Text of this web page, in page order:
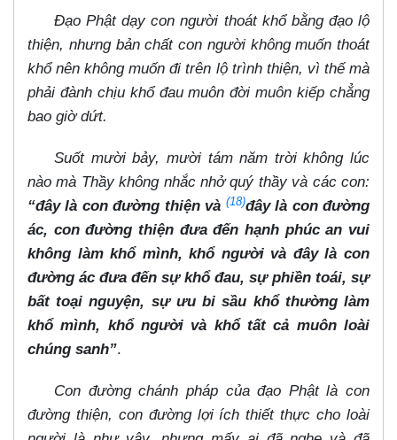
Đạo Phật dạy con người thoát khổ bằng đạo lộ
thiện, nhưng bản chất con người không muốn thoát
khổ nên không muốn đi trên lộ trình thiện, vì thế mà
phải đành chịu khổ đau muôn đời muôn kiếp chẳng
bao giờ dứt.
Suốt mười bảy, mười tám năm trời không lúc
nào mà Thầy không nhắc nhở quý thầy và các con:
“đây là con đường thiện và (18)đây là con đường
ác, con đường thiện đưa đến hạnh phúc an vui
không làm khổ mình, khổ người và đây là con
đường ác đưa đến sự khổ đau, sự phiền toái, sự
bất toại nguyện, sự ưu bi sầu khổ thường làm
khổ mình, khổ người và khổ tất cả muôn loài
chúng sanh”.
Con đường chánh pháp của đạo Phật là con
đường thiện, con đường lợi ích thiết thực cho loài